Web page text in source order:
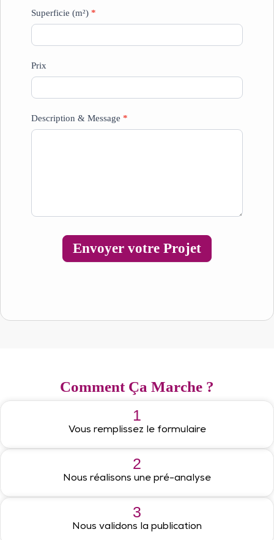
Superficie (m²) *
Prix
Description & Message *
Envoyer votre Projet
Comment Ça Marche ?
1
Vous remplissez le formulaire
2
Nous réalisons une pré-analyse
3
Nous validons la publication